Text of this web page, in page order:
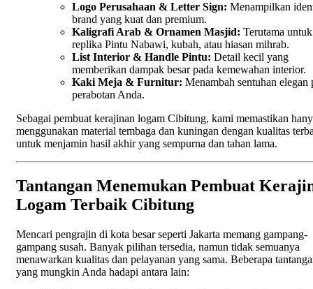
Logo Perusahaan & Letter Sign: Menampilkan
brand yang kuat dan premium.
Kaligrafi Arab & Ornamen Masjid: Terutama untuk
replika Pintu Nabawi, kubah, atau hiasan mihrab.
List Interior & Handle Pintu: Detail kecil yang
memberikan dampak besar pada kemewahan interior.
Kaki Meja & Furnitur: Menambah sentuhan elegan
perabotan Anda.
Sebagai pembuat kerajinan logam Cibitung, kami memastikan
menggunakan material tembaga dan kuningan dengan kualitas
untuk menjamin hasil akhir yang sempurna dan tahan lama.
Tantangan Menemukan Pembuat
Logam Terbaik Cibitung
Mencari pengrajin di kota besar seperti Jakarta memang gampang-
gampang susah. Banyak pilihan tersedia, namun tidak semuanya
menawarkan kualitas dan pelayanan yang sama. Beberapa
yang mungkin Anda hadapi antara lain: